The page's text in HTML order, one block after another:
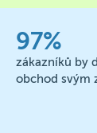
97%
zákazníků by
obchod svým